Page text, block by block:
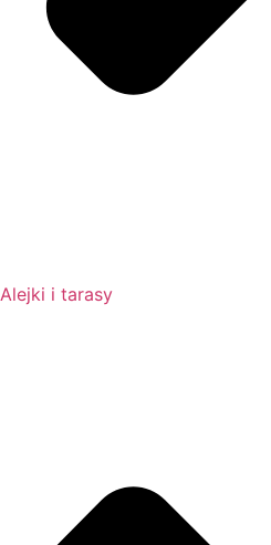
Alejki i tarasy